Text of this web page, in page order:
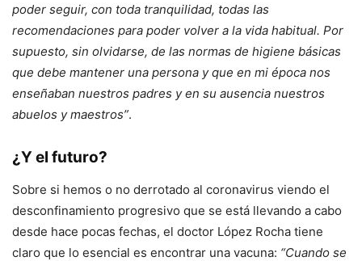
poder seguir, con toda tranquilidad, todas las
recomendaciones para poder volver a la vida habitual. Por
supuesto, sin olvidarse, de las normas de higiene básicas
que debe mantener una persona y que en mi época nos
enseñaban nuestros padres y en su ausencia nuestros
abuelos y maestros”.
¿Y el futuro?
Sobre si hemos o no derrotado al coronavirus viendo el
desconfinamiento progresivo que se está llevando a cabo
desde hace pocas fechas, el doctor López Rocha tiene
claro que lo esencial es encontrar una vacuna: “Cuando se